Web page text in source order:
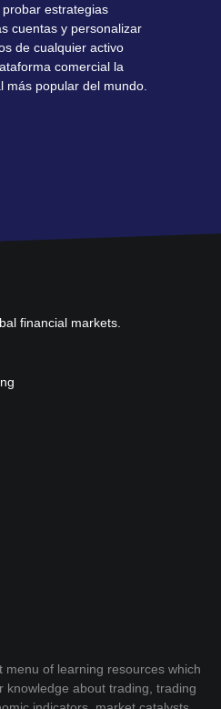
estrategias
cuentas y personalizar
de cualquier activo
comercial la
más popular del mundo.
financial markets.
of learning resources which
knowledge about trading, trading